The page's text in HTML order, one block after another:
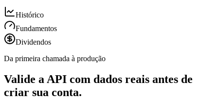
Histórico
Fundamentos
Dividendos
Da primeira chamada à produção
Valide a API com dados reais antes de
criar sua conta.